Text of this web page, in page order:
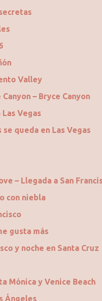
Valley
– Bryce Canyon
Las Vegas
se queda en Las Vegas
– Llegada a San
con niebla
gusta más
y noche en Santa Cruz
Mónica y Venice Beach
Ángeles